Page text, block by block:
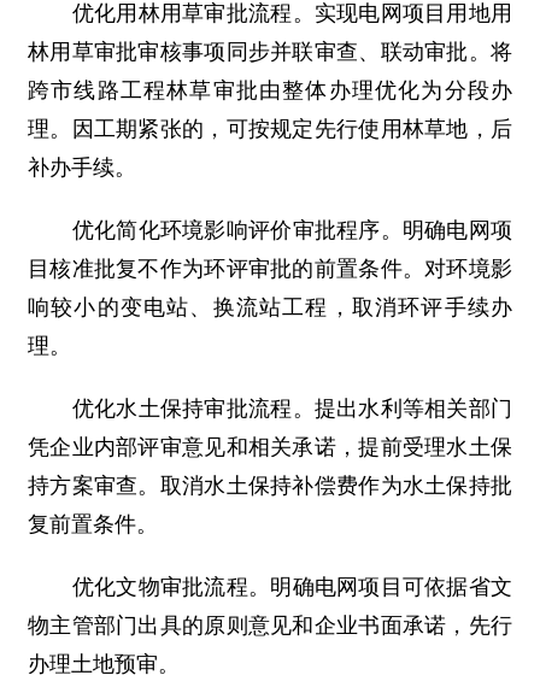
优化用林用草审批流程。实现电网项目用地用
林用草审批审核事项同步并联审查、联动审批。将
跨市线路工程林草审批由整体办理优化为分段办
理。因工期紧张的，可按规定先行使用林草地，后
补办手续。
优化简化环境影响评价审批程序。明确电网项
目核准批复不作为环评审批的前置条件。对环境影
响较小的变电站、换流站工程，取消环评手续办
理。
优化水土保持审批流程。提出水利等相关部门
凭企业内部评审意见和相关承诺，提前受理水土保
持方案审查。取消水土保持补偿费作为水土保持批
复前置条件。
优化文物审批流程。明确电网项目可依据省文
物主管部门出具的原则意见和企业书面承诺，先行
办理土地预审。